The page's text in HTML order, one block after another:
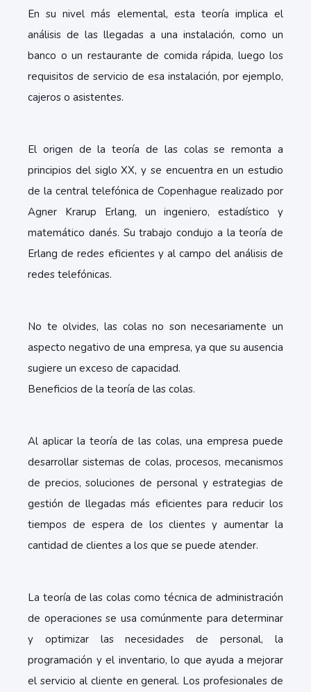
En su nivel más elemental, esta teoría implica el
análisis de las llegadas a una instalación, como un
banco o un restaurante de comida rápida, luego los
requisitos de servicio de esa instalación, por ejemplo,
cajeros o asistentes.
El origen de la teoría de las colas se remonta a
principios del siglo XX, y se encuentra en un estudio
de la central telefónica de Copenhague realizado por
Agner Krarup Erlang, un ingeniero, estadístico y
matemático danés. Su trabajo condujo a la teoría de
Erlang de redes eficientes y al campo del análisis de
redes telefónicas.
No te olvides, las colas no son necesariamente un
aspecto negativo de una empresa, ya que su ausencia
sugiere un exceso de capacidad.
Beneficios de la teoría de las colas.
Al aplicar la teoría de las colas, una empresa puede
desarrollar sistemas de colas, procesos, mecanismos
de precios, soluciones de personal y estrategias de
gestión de llegadas más eficientes para reducir los
tiempos de espera de los clientes y aumentar la
cantidad de clientes a los que se puede atender.
La teoría de las colas como técnica de administración
de operaciones se usa comúnmente para determinar
y optimizar las necesidades de personal, la
programación y el inventario, lo que ayuda a mejorar
el servicio al cliente en general. Los profesionales de